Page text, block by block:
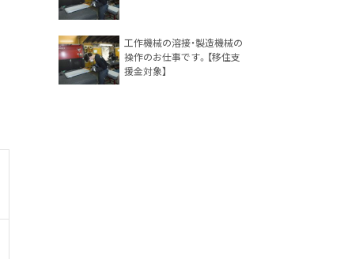
工作機械の溶接・製造機械の
操作のお仕事です。【移住支
援金対象】